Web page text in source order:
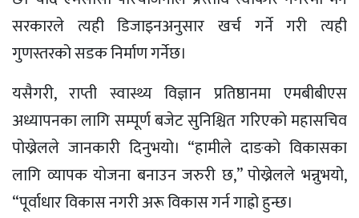
सरकारले त्यही डिजाइनअनुसार खर्च गर्ने गरी त्यही
गुणस्तरको सडक निर्माण गर्नेछ।
यसैगरी, राप्ती स्वास्थ्य विज्ञान प्रतिष्ठानमा एमबीबीएस
अध्यापनका लागि सम्पूर्ण बजेट सुनिश्चित गरिएको महासचिव
पोख्रेलले जानकारी दिनुभयो। “हामीले दाङको विकासका
लागि व्यापक योजना बनाउन जरुरी छ,” पोख्रेलले भन्नुभयो,
“पूर्वाधार विकास नगरी अरू विकास गर्न गाह्रो हुन्छ।